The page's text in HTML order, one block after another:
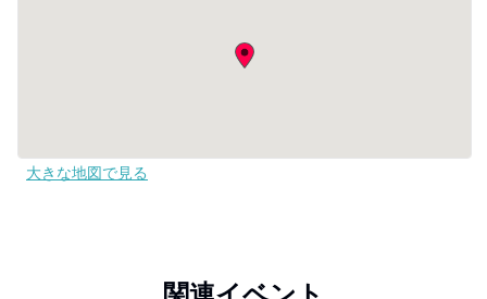
大きな地図で見る